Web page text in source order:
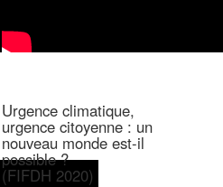
Urgence climatique,
urgence citoyenne : un
nouveau monde est-il
possible ?
(FIFDH 2020)